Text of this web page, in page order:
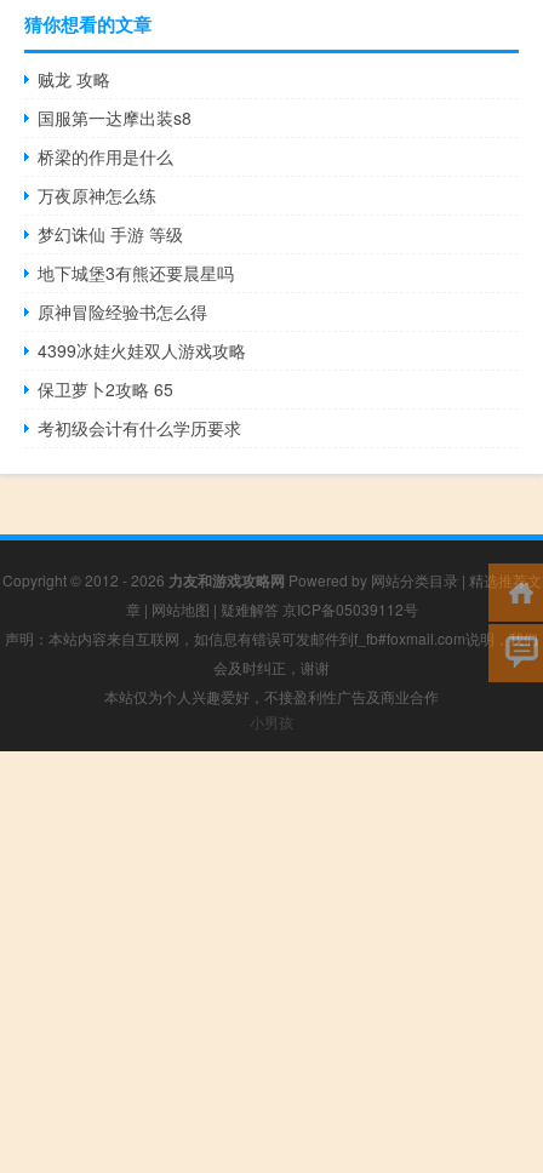
猜你想看的文章
贼龙 攻略
国服第一达摩出装s8
桥梁的作用是什么
万夜原神怎么练
梦幻诛仙 手游 等级
地下城堡3有熊还要晨星吗
原神冒险经验书怎么得
4399冰娃火娃双人游戏攻略
保卫萝卜2攻略 65
考初级会计有什么学历要求
Copyright © 2012 - 2026 力友和游戏攻略网 Powered by 网站分类目录 | 精选推荐文
章 | 网站地图 | 疑难解答 京ICP备05039112号
声明：本站内容来自互联网，如信息有错误可发邮件到f_fb#foxmail.com说明，我们
会及时纠正，谢谢
本站仅为个人兴趣爱好，不接盈利性广告及商业合作
小男孩